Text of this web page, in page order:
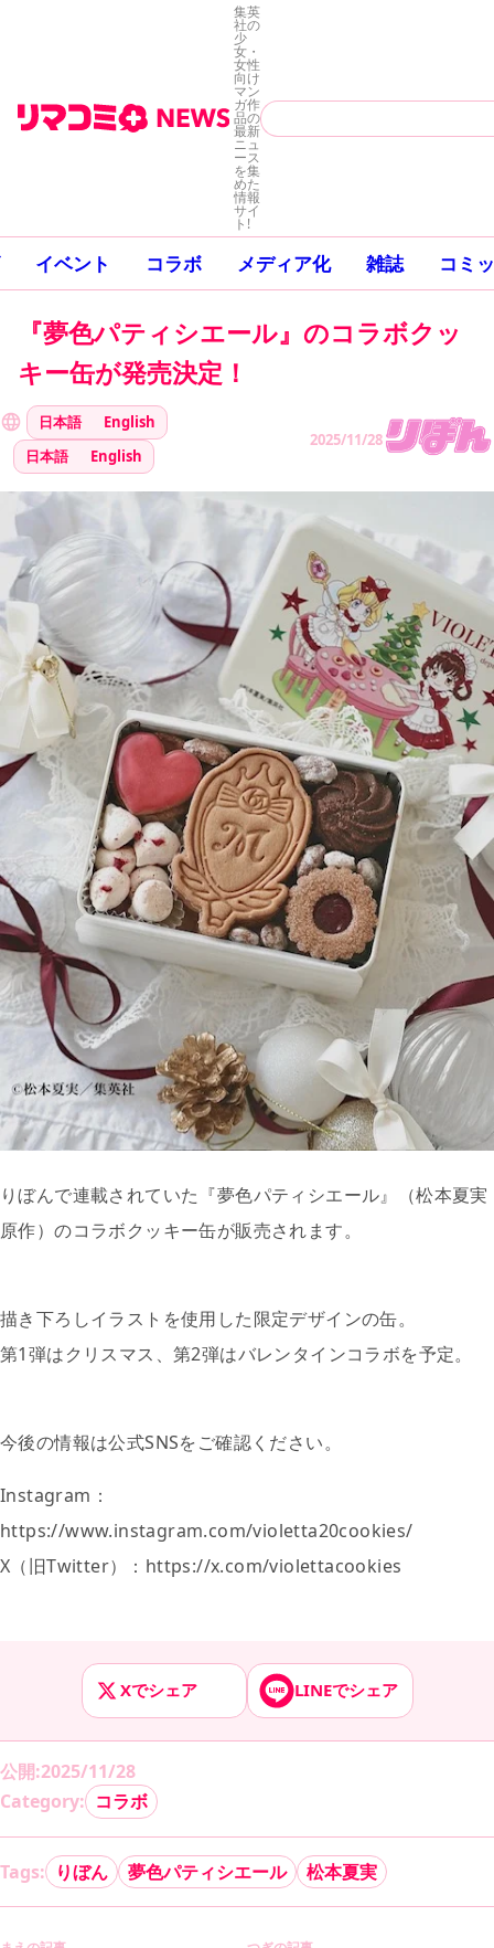
集英
社の
少
女・
女性
向け
マン
ガ作
品の
最新
ニュ
ース
を集
めた
情報
サイ
ト!
イベント コラボ メディア化 雑誌 コミ
『夢色パティシエール』のコラボクッ
キー缶が発売決定！
日本語
English
日本語
English
2025/11/28
りぼんで連載されていた『夢色パティシエール』（松本夏実
原作）のコラボクッキー缶が販売されます。
描き下ろしイラストを使用した限定デザインの缶。
第1弾はクリスマス、第2弾はバレンタインコラボを予定。
今後の情報は公式SNSをご確認ください。
Instagram：
https://www.instagram.com/violetta20cookies/
X（旧Twitter）：https://x.com/violettacookies
Xでシェア LINEでシェア
公開:2025/11/28
Category: コラボ
Tags: りぼん 夢色パティシエール 松本夏実